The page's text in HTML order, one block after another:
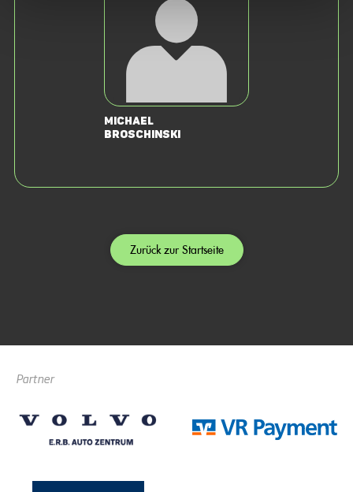
Michael
Broschinski
Zurück zur Startseite
Partner